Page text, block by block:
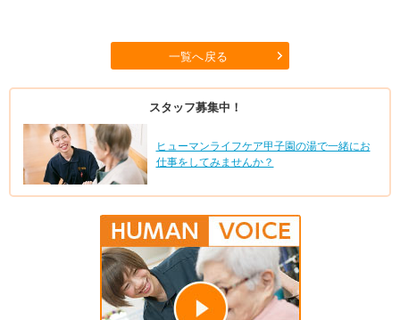
一覧へ戻る
スタッフ募集中！
ヒューマンライフケア甲子園の湯で一緒にお
仕事をしてみませんか？